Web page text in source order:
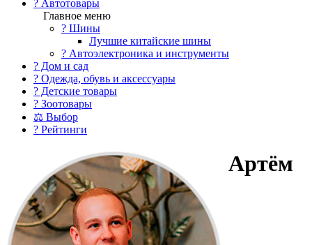
? Автотовары
Главное меню
? Шины
Лучшие китайские шины
? Автоэлектроника и инструменты
? Дом и сад
? Одежда, обувь и аксессуары
? Детские товары
? Зоотовары
⚖ Выбор
? Рейтинги
Артём